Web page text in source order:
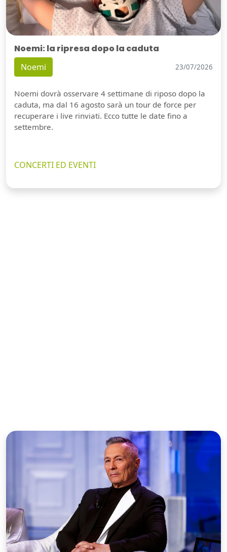
Noemi: la ripresa dopo la caduta
Noemi 23/07/2026
Noemi dovrà osservare 4 settimane di riposo dopo la
caduta, ma dal 16 agosto sarà un tour de force per
recuperare i live rinviati. Ecco tutte le date fino a
settembre.
CONCERTI ED EVENTI